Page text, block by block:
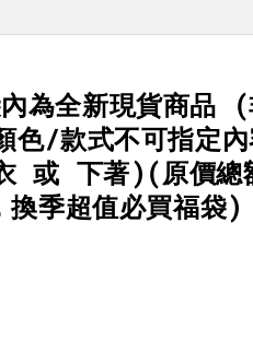
為全新現貨商品
色/款式不可指定
或 下著)(原價總
換季超值必買福袋)